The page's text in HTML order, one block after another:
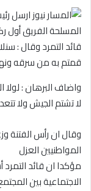
واضاف البرهان :
لا تشتم الجيش ولا
وقال ان رأس الفتنة
المواطنيين العزل
مؤكدا ان قائد
الاجتماعية بين